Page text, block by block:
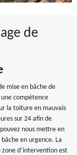
de
mise en bâche de
compétence
la toiture en mauvais
sur 24 afin de
nous mettre en
en urgence. La
d’intervention est